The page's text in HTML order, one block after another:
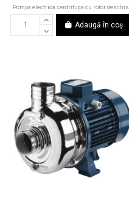
Pompa electrica centrifuga cu rotor deschis
Adaugă în coș